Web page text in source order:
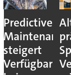
Predictive
Maintenance
steigert
Verfügbarkeit